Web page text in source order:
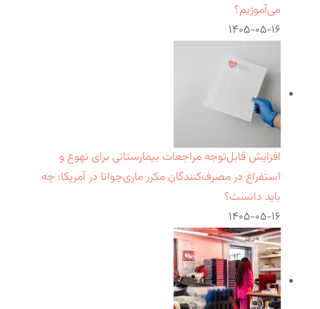
می‌آموزیم؟
۱۴۰۵-۰۵-۱۶
افزایش قابل‌توجه مراجعات بیمارستانی برای تهوع و
استفراغ در مصرف‌کنندگان مکرر ماری‌جوانا در آمریکا: چه
باید دانست؟
۱۴۰۵-۰۵-۱۶